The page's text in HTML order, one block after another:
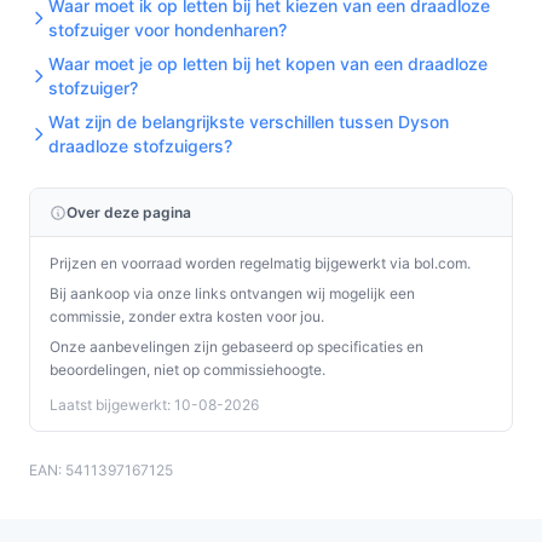
Installatie & eerste gebruik
Hoofdlijnen: zet de steel en mondstukken in elkaar
volgens handleiding, plaats de accu/handunit in de lader
en laad volledig op. Maak de filters volgens de instructie
Concrete checks:
Controleer in de handleiding of er een aanbevolen
inlooptijd of eerste oplaadprocedure is vermeld.
Controleer hoe de HEPA 13-filter schoongemaakt
mag worden (bijvoorbeeld met perslucht of
afspoelen) en of drogen vereist is vóór
herplaatsing.
Specificaties in mensentaal
Waar moet ik op letten bij het kiezen van een draadloze
stofzuiger voor hondenharen?
Waar moet je op letten bij het kopen van een draadloze
stofzuiger?
Wat zijn de belangrijkste verschillen tussen Dyson
draadloze stofzuigers?
Over deze pagina
Prijzen en voorraad worden regelmatig bijgewerkt via bol.com.
Bij aankoop via onze links ontvangen wij mogelijk een
commissie, zonder extra kosten voor jou.
Onze aanbevelingen zijn gebaseerd op specificaties en
beoordelingen, niet op commissiehoogte.
Laatst bijgewerkt: 10-08-2026
EAN: 5411397167125